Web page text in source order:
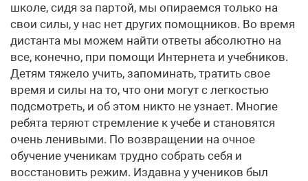
школе, сидя за партой, мы опираемся только на
свои силы, у нас нет других помощников. Во время
дистанта мы можем найти ответы абсолютно на
все, конечно, при помощи Интернета и учебников.
Детям тяжело учить, запоминать, тратить свое
время и силы на то, что они могут с легкостью
подсмотреть, и об этом никто не узнает. Многие
ребята теряют стремление к учебе и становятся
очень ленивыми. По возвращении на очное
обучение ученикам трудно собрать себя и
восстановить режим. Издавна у учеников был